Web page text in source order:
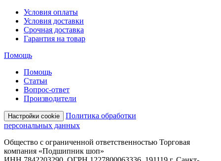
Условия оплаты
Условия доставки
Срочная доставка
Гарантия на товар
Помощь
Помощь
Статьи
Вопрос-ответ
Производители
Настройки cookie
Политика обработки
персональных данных
Общество с ограниченной ответственностью Торговая
компания «Подшипник шоп»